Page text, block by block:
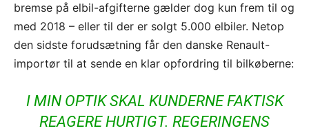
bremse på elbil-afgifterne gælder dog kun frem til og
med 2018 – eller til der er solgt 5.000 elbiler. Netop
den sidste forudsætning får den danske Renault-
importør til at sende en klar opfordring til bilkøberne:
I MIN OPTIK SKAL KUNDERNE FAKTISK
REAGERE HURTIGT. REGERINGENS